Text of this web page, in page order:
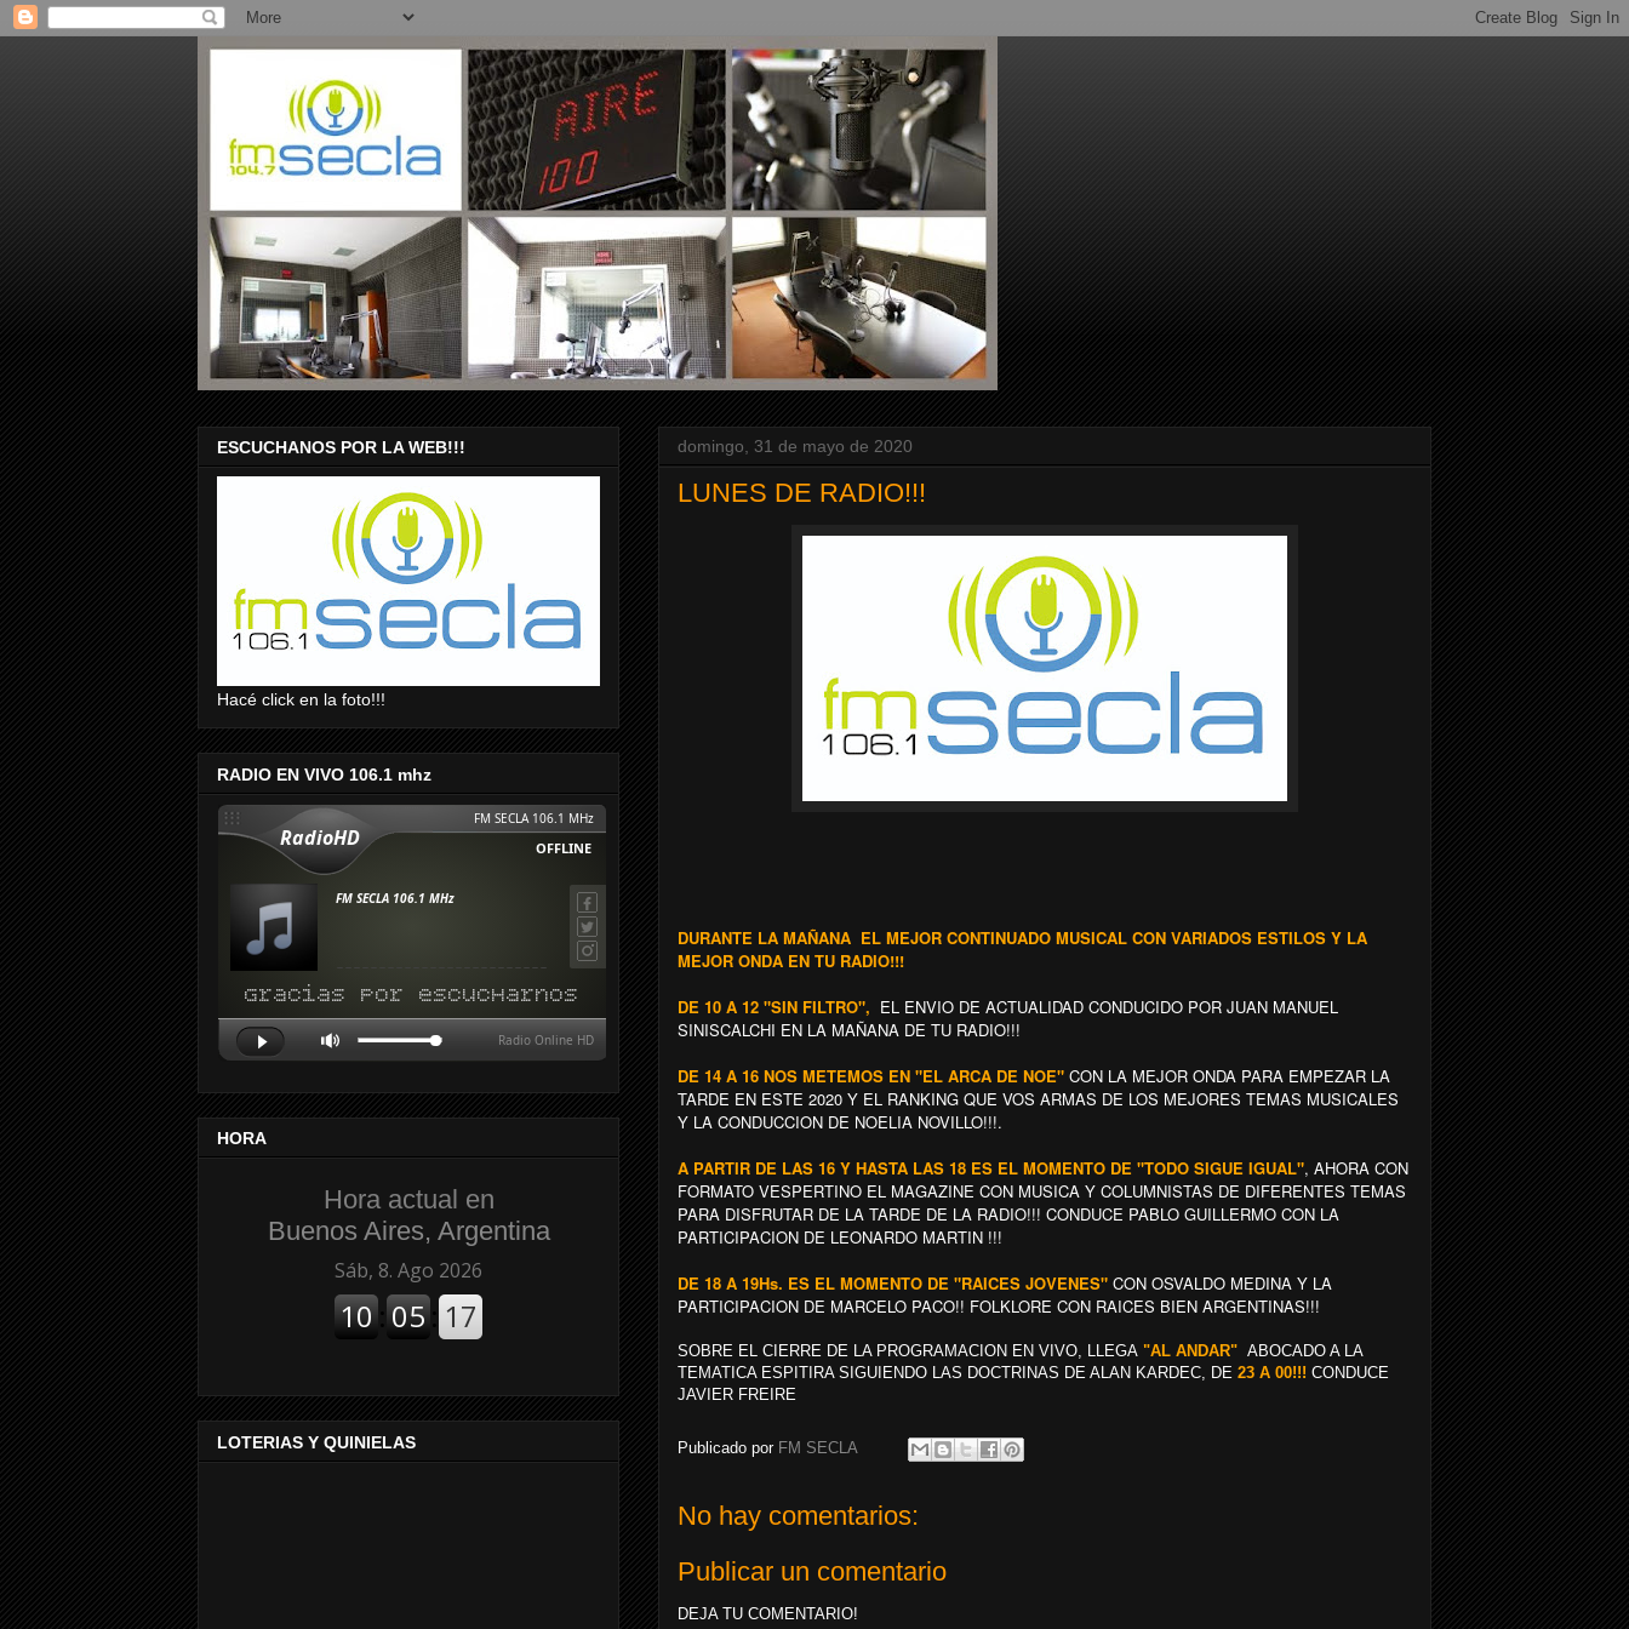
domingo, 31 de mayo de 2020
LUNES DE RADIO!!!
DURANTE LA MAÑANA EL MEJOR CONTINUADO MUSICAL CON VARIADOS ESTILOS Y LA
MEJOR ONDA EN TU RADIO!!!
DE 10 A 12 "SIN FILTRO", EL ENVIO DE ACTUALIDAD CONDUCIDO POR JUAN MANUEL
SINISCALCHI EN LA MAÑANA DE TU RADIO!!!
DE 14 A 16 NOS METEMOS EN "EL ARCA DE NOE" CON LA MEJOR ONDA PARA EMPEZAR LA
TARDE EN ESTE 2020 Y EL RANKING QUE VOS ARMAS DE LOS MEJORES TEMAS MUSICALES
Y LA CONDUCCION DE NOELIA NOVILLO!!!.
A PARTIR DE LAS 16 Y HASTA LAS 18 ES EL MOMENTO DE "TODO SIGUE IGUAL", AHORA CON
FORMATO VESPERTINO EL MAGAZINE CON MUSICA Y COLUMNISTAS DE DIFERENTES TEMAS
PARA DISFRUTAR DE LA TARDE DE LA RADIO!!! CONDUCE PABLO GUILLERMO CON LA
PARTICIPACION DE LEONARDO MARTIN !!!
DE 18 A 19Hs. ES EL MOMENTO DE "RAICES JOVENES" CON OSVALDO MEDINA Y LA
PARTICIPACION DE MARCELO PACO!! FOLKLORE CON RAICES BIEN ARGENTINAS!!!
SOBRE EL CIERRE DE LA PROGRAMACION EN VIVO, LLEGA "AL ANDAR" ABOCADO A LA
TEMATICA ESPITIRA SIGUIENDO LAS DOCTRINAS DE ALAN KARDEC, DE 23 A 00!!! CONDUCE
JAVIER FREIRE
Publicado por FM SECLA
No hay comentarios:
Publicar un comentario
DEJA TU COMENTARIO!
ESCUCHANOS POR LA WEB!!!
Hacé click en la foto!!!
RADIO EN VIVO 106.1 mhz
HORA
Hora actual en
Buenos Aires, Argentina
LOTERIAS Y QUINIELAS